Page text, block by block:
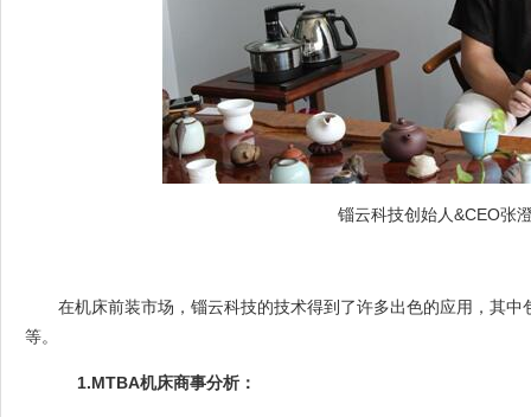
锱云科技创始人&CEO张
在机床前装市场，锱云科技的技术得到了许多出色的应用，其中
等。
1.MTBA机床商事分析：